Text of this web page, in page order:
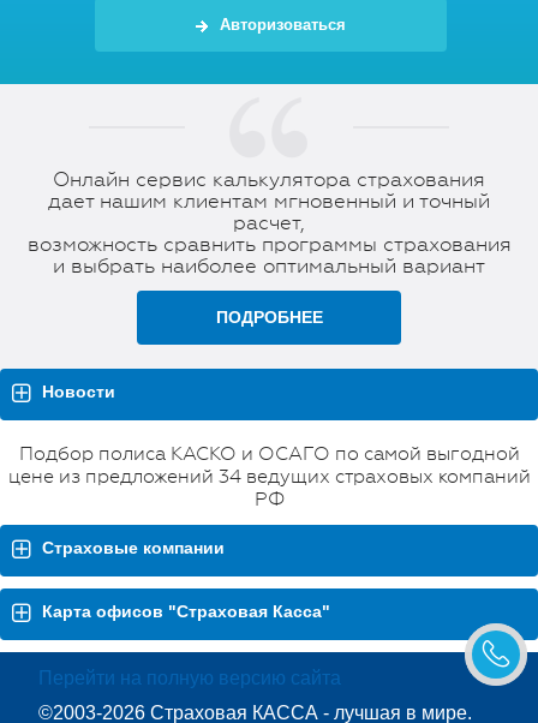
Авторизоваться
Онлайн сервис калькулятора страхования
дает нашим клиентам мгновенный и точный
расчет,
возможность сравнить программы страхования
и выбрать наиболее оптимальный вариант
ПОДРОБНЕЕ
Новости
Подбор полиса КАСКО и ОСАГО по самой выгодной
цене из предложений 34 ведущих страховых компаний
РФ
Страховые компании
Карта офисов "Страховая Касса"
Перейти на полную версию сайта
©2003-2026 Страховая КАССА - лучшая в мире.